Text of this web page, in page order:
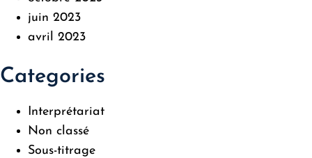
juin 2023
avril 2023
Categories
Interprétariat
Non classé
Sous-titrage